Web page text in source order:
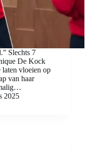
Slechts 7
De Kock
laten vloeien op
van haar
2025